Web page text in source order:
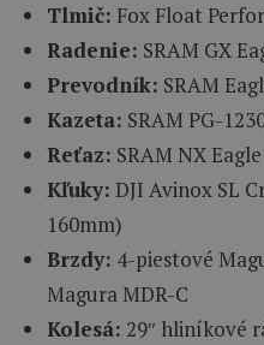
Tlmič: Fox Float
Radenie: SRAM GX
Prevodník: SRAM
Kazeta: SRAM PG-
Reťaz: SRAM NX Eagle
Kľuky: DJI Avinox SL
160mm)
Brzdy: 4-piestové
Magura MDR-C
Kolesá: 29″ hliníkové